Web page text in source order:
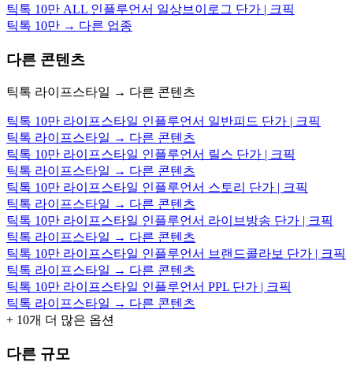
틱톡 10만 ALL 인플루언서 일상브이로그 단가 | 크픽
틱톡 10만 → 다른 업종
다른 콘텐츠
틱톡 라이프스타일 → 다른 콘텐츠
틱톡 10만 라이프스타일 인플루언서 일반피드 단가 | 크픽
틱톡 라이프스타일 → 다른 콘텐츠
틱톡 10만 라이프스타일 인플루언서 릴스 단가 | 크픽
틱톡 라이프스타일 → 다른 콘텐츠
틱톡 10만 라이프스타일 인플루언서 스토리 단가 | 크픽
틱톡 라이프스타일 → 다른 콘텐츠
틱톡 10만 라이프스타일 인플루언서 라이브방송 단가 | 크픽
틱톡 라이프스타일 → 다른 콘텐츠
틱톡 10만 라이프스타일 인플루언서 브랜드콜라보 단가 | 크픽
틱톡 라이프스타일 → 다른 콘텐츠
틱톡 10만 라이프스타일 인플루언서 PPL 단가 | 크픽
틱톡 라이프스타일 → 다른 콘텐츠
+ 10개 더 많은 옵션
다른 규모